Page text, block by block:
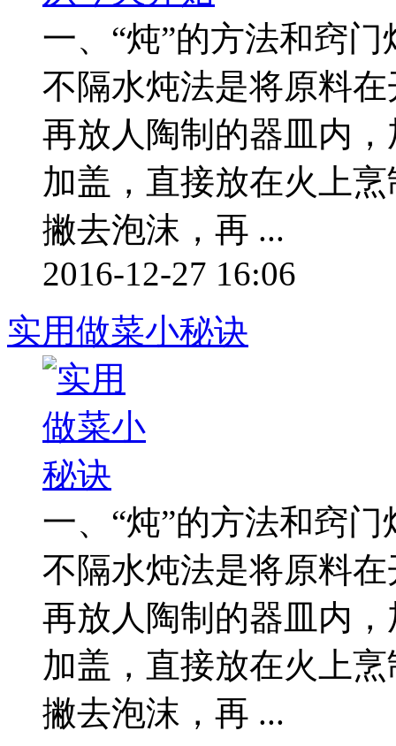
一、“炖”的方法和窍
不隔水炖法是将原料
再放人陶制的器皿内
加盖，直接放在火上
撇去泡沫，再 ...
2016-12-27 16:06
实用做菜小秘诀
一、“炖”的方法和窍
不隔水炖法是将原料
再放人陶制的器皿内
加盖，直接放在火上
撇去泡沫，再 ...